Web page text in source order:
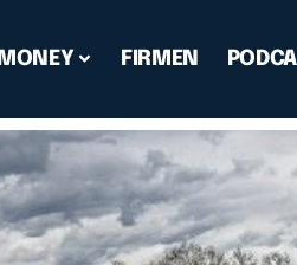
MONEY FIRMEN